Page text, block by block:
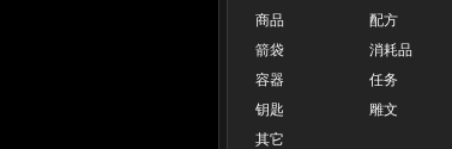
商品
配方
箭袋
消耗品
容器
任务
钥匙
雕文
其它